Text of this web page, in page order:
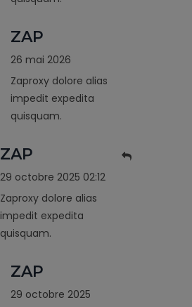
ZAP
26 mai 2026
Zaproxy dolore alias
impedit expedita
quisquam.
ZAP
29 octobre 2025 02:12
Zaproxy dolore alias
impedit expedita
quisquam.
ZAP
29 octobre 2025